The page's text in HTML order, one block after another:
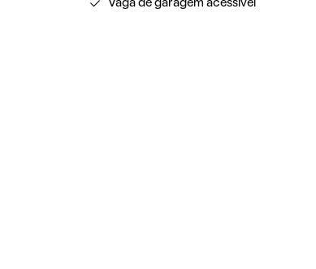
Vaga de garagem acessível